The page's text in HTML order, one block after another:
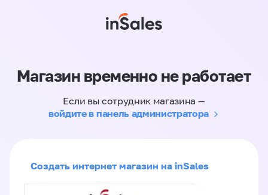
Магазин временно не работает
Если вы сотрудник магазина —
войдите в панель администратора
Создать интернет магазин на inSales